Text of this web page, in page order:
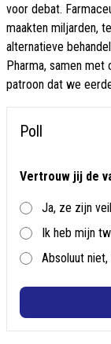
voor debat.
maakten miljarden,
alternatieve
Pharma, samen met
patroon dat we
Poll
Vertrouw jij de
Ja, ze zijn
Ik heb mijn
Absoluut